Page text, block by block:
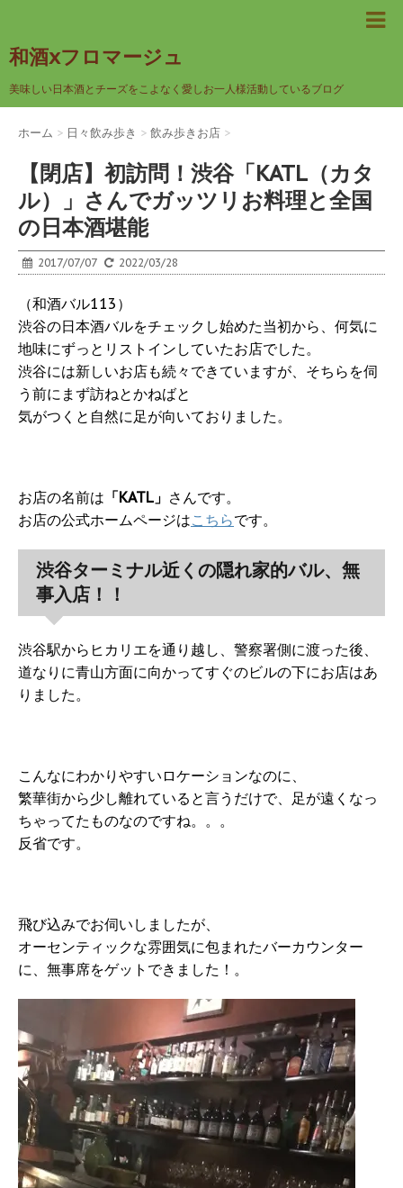
和酒xフロマージュ
美味しい日本酒とチーズをこよなく愛しお一人様活動しているブログ
ホーム > 日々飲み歩き > 飲み歩きお店 >
【閉店】初訪問！渋谷「KATL（カタ
ル）」さんでガッツリお料理と全国
の日本酒堪能
2017/07/07 2022/03/28
（和酒バル113）
渋谷の日本酒バルをチェックし始めた当初から、何気に
地味にずっとリストインしていたお店でした。
渋谷には新しいお店も続々できていますが、そちらを伺
う前にまず訪ねとかねばと
気がつくと自然に足が向いておりました。
お店の名前は 「KATL」 さんです。
お店の公式ホームページはこちらです。
渋谷ターミナル近くの隠れ家的バル、無
事入店！！
渋谷駅からヒカリエを通り越し、警察署側に渡った後、
道なりに青山方面に向かってすぐのビルの下にお店はあ
りました。
こんなにわかりやすいロケーションなのに、
繁華街から少し離れていると言うだけで、足が遠くなっ
ちゃってたものなのですね。。。
反省です。
飛び込みでお伺いしましたが、
オーセンティックな雰囲気に包まれたバーカウンター
に、無事席をゲットできました！。